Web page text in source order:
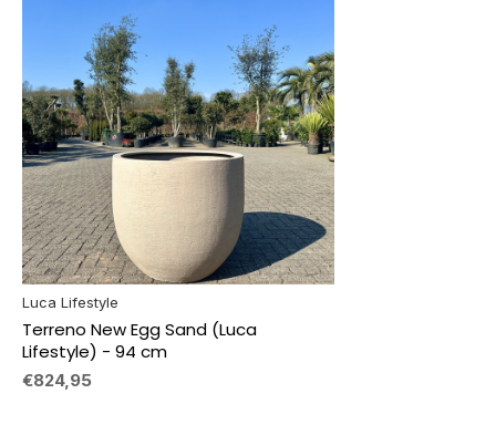
Luca Lifestyle
Terreno New Egg Sand (Luca
Lifestyle) - 94 cm
€824,95